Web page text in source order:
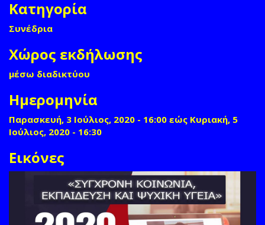
Κατηγορία
Συνέδρια
Χώρος εκδήλωσης
μέσω διαδικτύου
Ημερομηνία
Παρασκευή, 3 Ιούλιος, 2020 - 16:00 εώς Κυριακή, 5
Ιούλιος, 2020 - 16:30
Εικόνες